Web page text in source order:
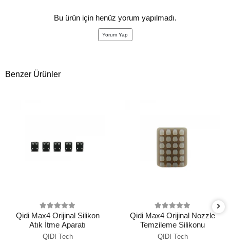
Bu ürün için henüz yorum yapılmadı.
Yorum Yap
Benzer Ürünler
Qidi Max4 Orijinal Silikon
Atık İtme Aparatı
QIDI Tech
Qidi Max4 Orijinal Nozzle
Temzileme Silikonu
QIDI Tech